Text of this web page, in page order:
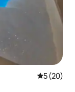
คะแนนเฉลี่
5 (20)